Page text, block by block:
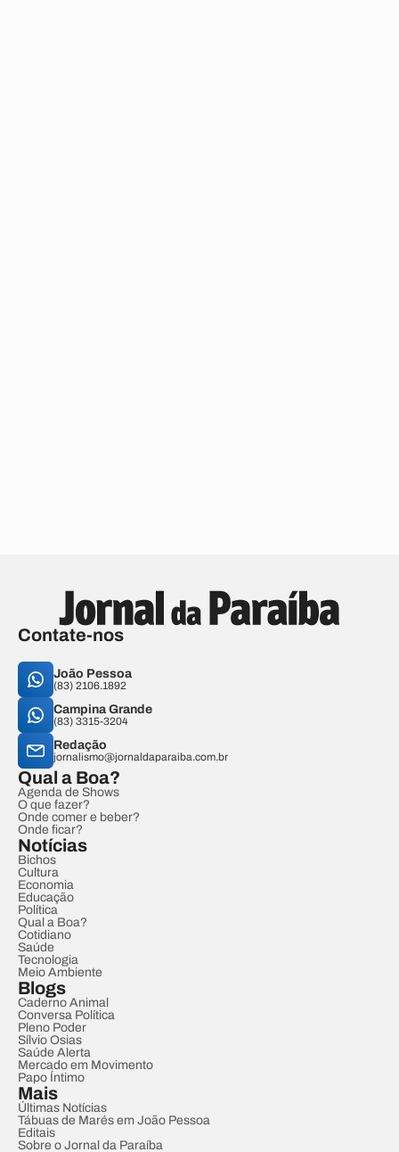
Contate-nos
João Pessoa
(83) 2106.1892
Campina Grande
(83) 3315-3204
Redação
jornalismo@jornaldaparaiba.com.br
Qual a Boa?
Agenda de Shows
O que fazer?
Onde comer e beber?
Onde ficar?
Notícias
Bichos
Cultura
Economia
Educação
Política
Qual a Boa?
Cotidiano
Saúde
Tecnologia
Meio Ambiente
Blogs
Caderno Animal
Conversa Política
Pleno Poder
Sílvio Osias
Saúde Alerta
Mercado em Movimento
Papo Íntimo
Mais
Últimas Notícias
Tábuas de Marés em João Pessoa
Editais
Sobre o Jornal da Paraíba